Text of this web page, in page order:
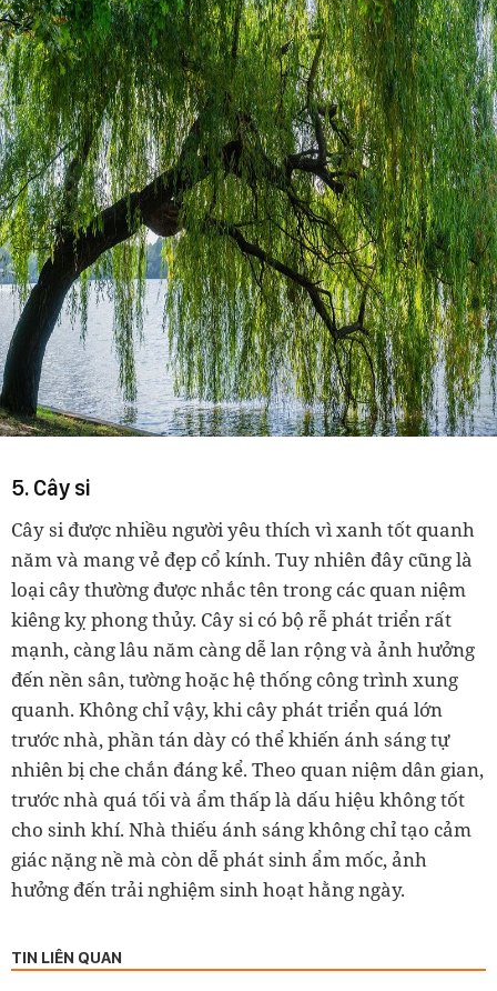
5. Cây si
Cây si được nhiều người yêu thích vì xanh tốt quanh
năm và mang vẻ đẹp cổ kính. Tuy nhiên đây cũng là
loại cây thường được nhắc tên trong các quan niệm
kiêng kỵ phong thủy. Cây si có bộ rễ phát triển rất
mạnh, càng lâu năm càng dễ lan rộng và ảnh hưởng
đến nền sân, tường hoặc hệ thống công trình xung
quanh. Không chỉ vậy, khi cây phát triển quá lớn
trước nhà, phần tán dày có thể khiến ánh sáng tự
nhiên bị che chắn đáng kể. Theo quan niệm dân gian,
trước nhà quá tối và ẩm thấp là dấu hiệu không tốt
cho sinh khí. Nhà thiếu ánh sáng không chỉ tạo cảm
giác nặng nề mà còn dễ phát sinh ẩm mốc, ảnh
hưởng đến trải nghiệm sinh hoạt hằng ngày.
TIN LIÊN QUAN